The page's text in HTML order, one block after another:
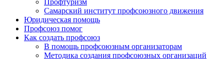
Самарский институт профсоюзного движения
Юридическая помощь
Профсоюз помог
Как создать профсоюз
В помощь профсоюзным организаторам
Методика создания профсоюзных организаций